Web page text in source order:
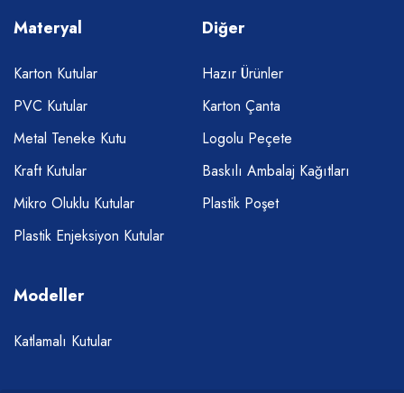
Materyal
Karton Kutular
PVC Kutular
Metal Teneke Kutu
Kraft Kutular
Mikro Oluklu Kutular
Plastik Enjeksiyon Kutular
Diğer
Hazır Ürünler
Karton Çanta
Logolu Peçete
Baskılı Ambalaj Kağıtları
Plastik Poşet
Modeller
Katlamalı Kutular